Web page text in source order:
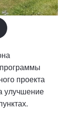
проекта
улучшение